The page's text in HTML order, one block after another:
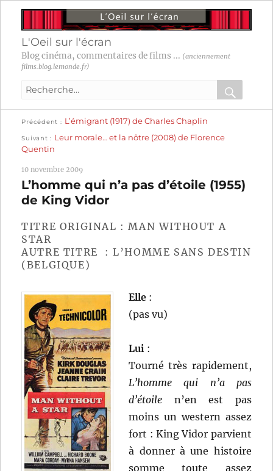
L'Oeil sur l'écran
Blog cinéma, commentaires de films ... (anciennement
films.blog.lemonde.fr)
Recherche
:
OK
Navigation
de
l’article
Précédent
précédente :
L’émigrant (1917) de Charles Chaplin
Suivant
suivante :
Leur morale… et la nôtre (2008) de Florence
Quentin
10 novembre 2009
L’homme qui n’a pas d’étoile (1955)
de King Vidor
TITRE ORIGINAL : MAN WITHOUT A
STAR
AUTRE TITRE : L’HOMME SANS DESTIN
(BELGIQUE)
Elle :
(pas vu)
Lui :
Tourné très rapidement,
L’homme qui n’a pas
d’étoile n’en est pas
moins un western assez
fort : King Vidor parvient
à donner à une histoire
somme toute assez